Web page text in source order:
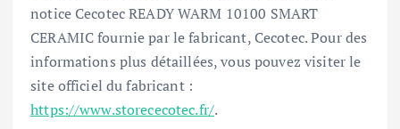
notice Cecotec READY WARM 10100 SMART
CERAMIC fournie par le fabricant, Cecotec. Pour des
informations plus détaillées, vous pouvez visiter le
site officiel du fabricant :
https://www.storececotec.fr/.